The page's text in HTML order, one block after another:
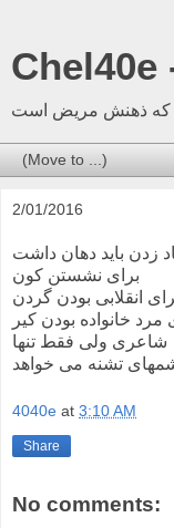
که ذهنش مریض است
2/01/2016
زدن باید دهان داشت
برای نشستن کون
انقلابی بودن گردن
مرد خانواده بودن کیر
شاعری ولی فقط تنها
تشنه می خواهد
4040e at 3:10 AM
Share
No comments: